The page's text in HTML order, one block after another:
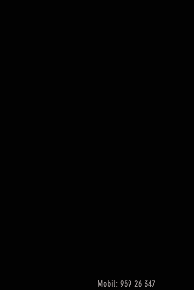
Mobil: 959 26 347